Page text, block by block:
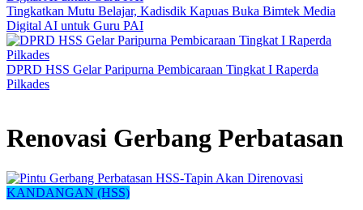
Tingkatkan Mutu Belajar, Kadisdik Kapuas Buka Bimtek Media
Digital AI untuk Guru PAI
DPRD HSS Gelar Paripurna Pembicaraan Tingkat I Raperda
Pilkades
Renovasi Gerbang Perbatasan
KANDANGAN (HSS)